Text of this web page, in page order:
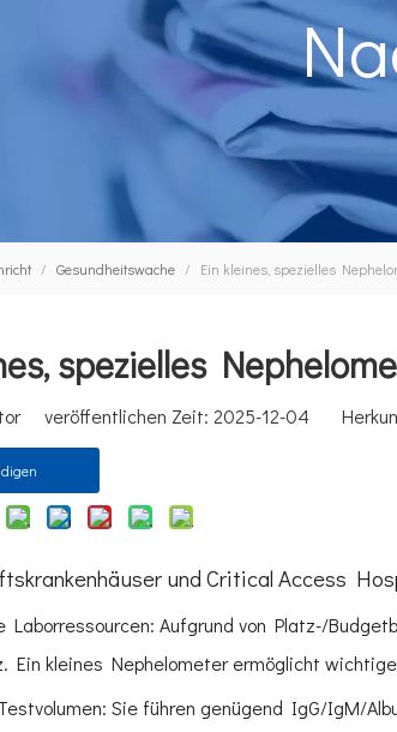
/ Gesundheitswache / Ein kleines, spezielles
spezielles
veröffentlichen Zeit: 2025-12-04
und Critical Access
Laborressourcen: Aufgrund von Platz-/
Ein kleines Nephelometer ermöglicht
Sie führen genügend IgG/IgM/